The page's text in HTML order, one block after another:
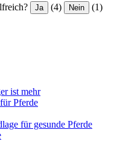
Ja (4) Nein (1)
ist mehr
Pferde
für gesunde Pferde